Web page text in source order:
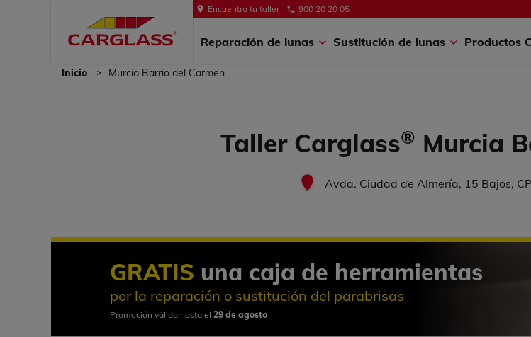
Encuentra tu taller 900 20 20 05
Reparación de lunas Sustitución de lunas Productos
Inicio Murcia Barrio del Carmen
Taller Carglass® Murcia
Avda. Ciudad de Almería, 15 Bajos,
GRATIS una caja de herramientas
por la reparación o sustitución del parabrisas
Promoción válida hasta el 29 de agosto